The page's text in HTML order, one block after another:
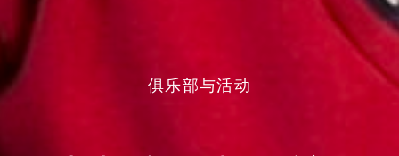
俱乐部与活动